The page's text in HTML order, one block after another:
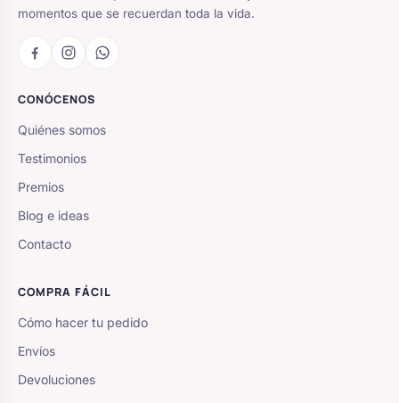
momentos que se recuerdan toda la vida.
CONÓCENOS
Quiénes somos
Testimonios
Premios
Blog e ideas
Contacto
COMPRA FÁCIL
Cómo hacer tu pedido
Envíos
Devoluciones